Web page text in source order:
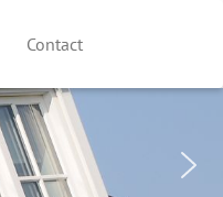
Contact